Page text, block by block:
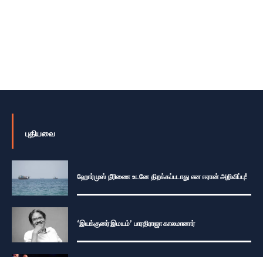
புதியவை
ஹோர்முஸ் நீரிணை உடனே திறக்கப்படாது என ஈரான் அறிவிப்பு!
‘இயக்குனர் இமயம்’ பாரதிராஜா காலமானார்